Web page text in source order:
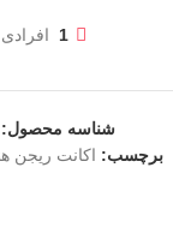
1
شناسه محصول:
برچسب: اکانت ریجن